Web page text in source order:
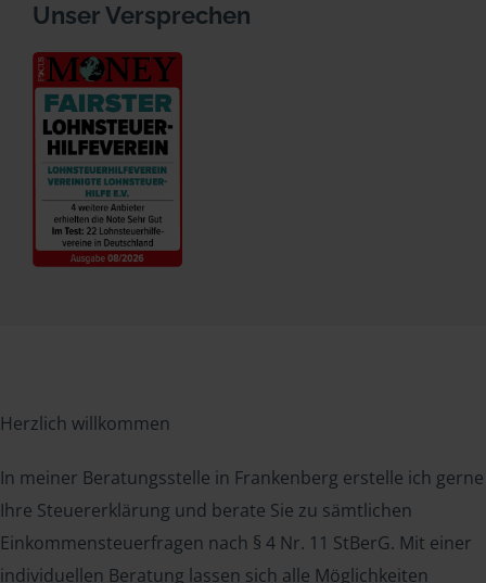
Unser Versprechen
Herzlich willkommen
In meiner Beratungsstelle in Frankenberg erstelle ich gerne
Ihre Steuererklärung und berate Sie zu sämtlichen
Einkommensteuerfragen nach § 4 Nr. 11 StBerG. Mit einer
individuellen Beratung lassen sich alle Möglichkeiten